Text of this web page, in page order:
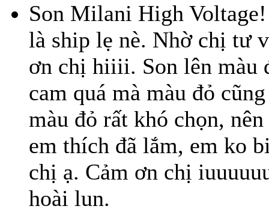
Son Milani High
là ship lẹ nè. Nhờ chị tư
ơn chị hiiii. Son lên màu
cam quá mà màu đỏ
màu đỏ rất khó chọn,
em thích đã lắm, em ko
chị ạ. Cảm ơn chị
hoài lun.